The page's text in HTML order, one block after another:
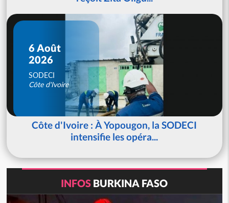
6 Août
2026
SODECI
Côte d'Ivoire
Côte d'Ivoire : À Yopougon, la SODECI
intensifie les opéra...
INFOS BURKINA FASO